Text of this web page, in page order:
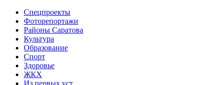
Спецпроекты
Фоторепортажи
Районы Саратова
Культура
Образование
Спорт
Здоровье
ЖКХ
Из пеpвых уст